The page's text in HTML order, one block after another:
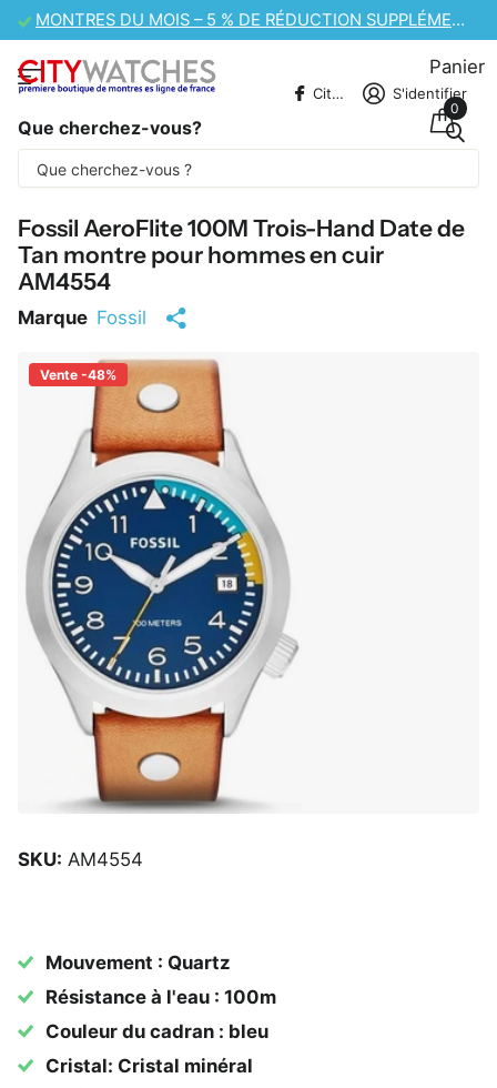
VENTE DE MONTRES CASIO – 10 % DE RÉDUCTION SUPPLÉMENTAIRE
Que cherchez-vous?
CitywatchesFR S'identifier
Panier
0
Une partie du contenu est traduite
automatiquement.
Fossil AeroFlite 100M Trois-Hand Date de
Tan montre pour hommes en cuir
AM4554
Marque Fossil
Vente -48%
SKU: AM4554
Mouvement : Quartz
Résistance à l'eau : 100m
Couleur du cadran : bleu
Cristal: Cristal minéral